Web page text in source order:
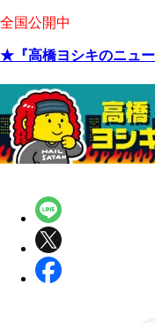
全国公開中
★『高橋ヨシキのニュ